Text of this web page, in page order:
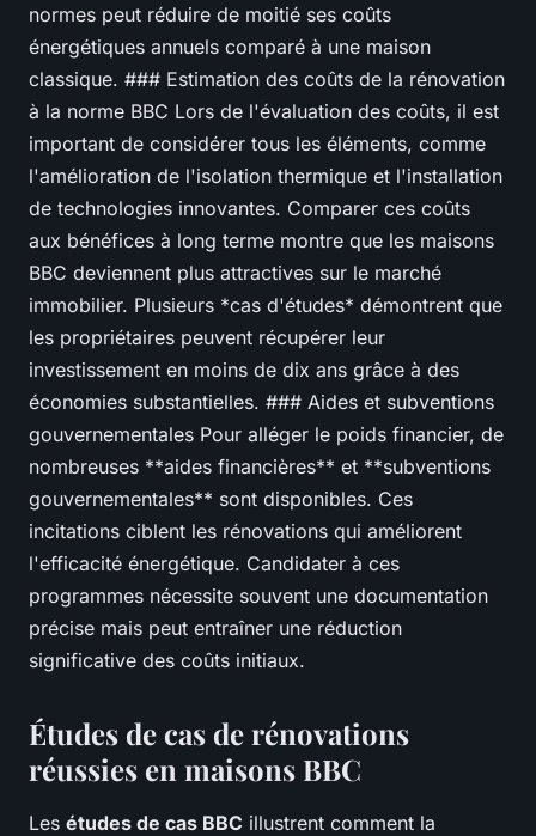
normes peut réduire de moitié ses coûts
énergétiques annuels comparé à une maison
classique. ### Estimation des coûts de la rénovation
à la norme BBC Lors de l'évaluation des coûts, il est
important de considérer tous les éléments, comme
l'amélioration de l'isolation thermique et l'installation
de technologies innovantes. Comparer ces coûts
aux bénéfices à long terme montre que les maisons
BBC deviennent plus attractives sur le marché
immobilier. Plusieurs *cas d'études* démontrent que
les propriétaires peuvent récupérer leur
investissement en moins de dix ans grâce à des
économies substantielles. ### Aides et subventions
gouvernementales Pour alléger le poids financier, de
nombreuses **aides financières** et **subventions
gouvernementales** sont disponibles. Ces
incitations ciblent les rénovations qui améliorent
l'efficacité énergétique. Candidater à ces
programmes nécessite souvent une documentation
précise mais peut entraîner une réduction
significative des coûts initiaux.
Études de cas de rénovations
réussies en maisons BBC
Les études de cas BBC illustrent comment la